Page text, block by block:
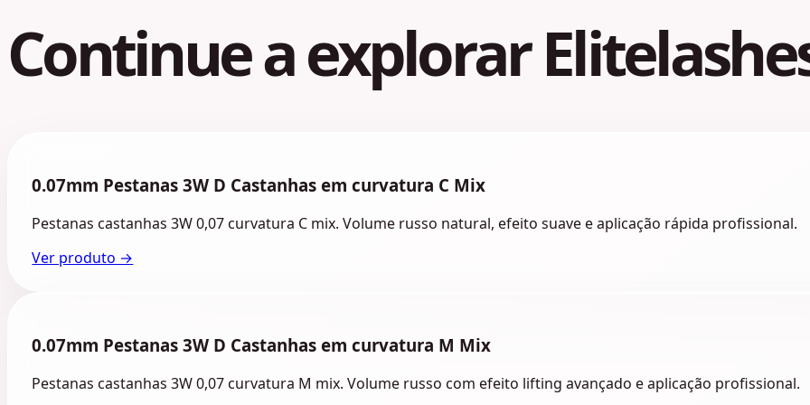
Continue a explorar
0.07mm Pestanas 3W D Castanhas em curvatura C Mix
Pestanas castanhas 3W 0,07 curvatura C mix. Volume russo natural, efeito suave e aplicação rápida profissional.
Ver produto →
0.07mm Pestanas 3W D Castanhas em curvatura M Mix
Pestanas castanhas 3W 0,07 curvatura M mix. Volume russo com efeito lifting avançado e aplicação profissional.